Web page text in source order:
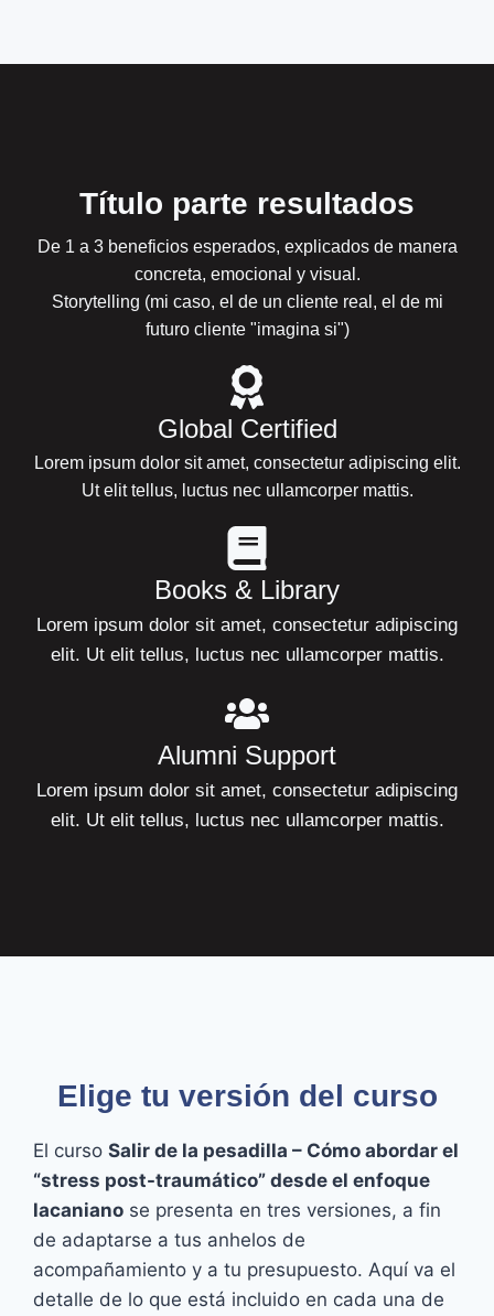
Título parte resultados
De 1 a 3 beneficios esperados, explicados de manera
concreta, emocional y visual.
Storytelling (mi caso, el de un cliente real, el de mi
futuro cliente "imagina si")
Global Certified
Lorem ipsum dolor sit amet, consectetur adipiscing elit.
Ut elit tellus, luctus nec ullamcorper mattis.
Books & Library
Lorem ipsum dolor sit amet, consectetur adipiscing
elit. Ut elit tellus, luctus nec ullamcorper mattis.
Alumni Support
Lorem ipsum dolor sit amet, consectetur adipiscing
elit. Ut elit tellus, luctus nec ullamcorper mattis.
Elige tu versión del curso
El curso Salir de la pesadilla – Cómo abordar el
“stress post-traumático” desde el enfoque
lacaniano se presenta en tres versiones, a fin
de adaptarse a tus anhelos de
acompañamiento y a tu presupuesto. Aquí va el
detalle de lo que está incluido en cada una de